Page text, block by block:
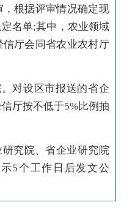
根据评审情况确定现
名单;其中，农业领域
厅会同省农业农村厅
对设区市报送的省企
厅按不低于5%比例抽
究院、省企业研究院
5个工作日后发文公